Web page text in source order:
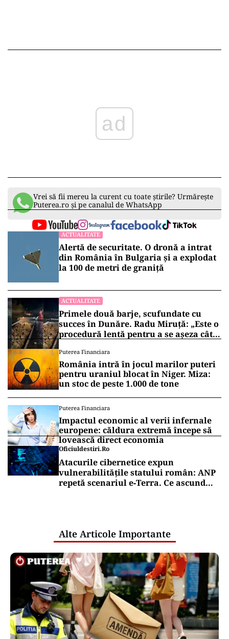
ad
Vrei să fii mereu la curent cu toate știrile? Urmărește
Puterea.ro și pe canalul de WhatsApp
ACTUALITATE
Alertă de securitate. O dronă a intrat
din România în Bulgaria şi a explodat
la 100 de metri de graniţă
ACTUALITATE
Primele două barje, scufundate cu
succes în Dunăre. Radu Miruță: „Este o
procedură lentă pentru a se așeza cât
Puterea Financiara
România intră în jocul marilor puteri
pentru uraniul blocat în Niger. Miza:
un stoc de peste 1.000 de tone
Puterea Financiara
Impactul economic al verii infernale
europene: căldura extremă începe să
lovească direct economia
Oficiuldestiri.ro
Atacurile cibernetice expun
vulnerabilitățile statului român: ANP
repetă scenariul e‑Terra. Ce ascund
Alte Articole Importante